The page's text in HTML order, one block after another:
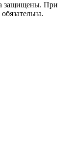
защищены. При